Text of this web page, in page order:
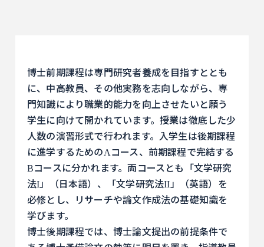
博士前期課程は専門研究者養成を目指すととも
に、中高教員、その他実務を志向しながら、専
門知識により職業的能力を向上させたいと願う
学生に向けて開かれています。授業は徹底した少
人数の演習形式で行われます。入学生は後期課程
に進学するためのAコース、前期課程で完結する
Bコースに分かれます。両コースとも「文学研究
法I」（日本語）、「文学研究法II」（英語）を
必修とし、リサーチや論文作成法の基礎知識を
学びます。
博士後期課程では、博士論文提出の前提条件で